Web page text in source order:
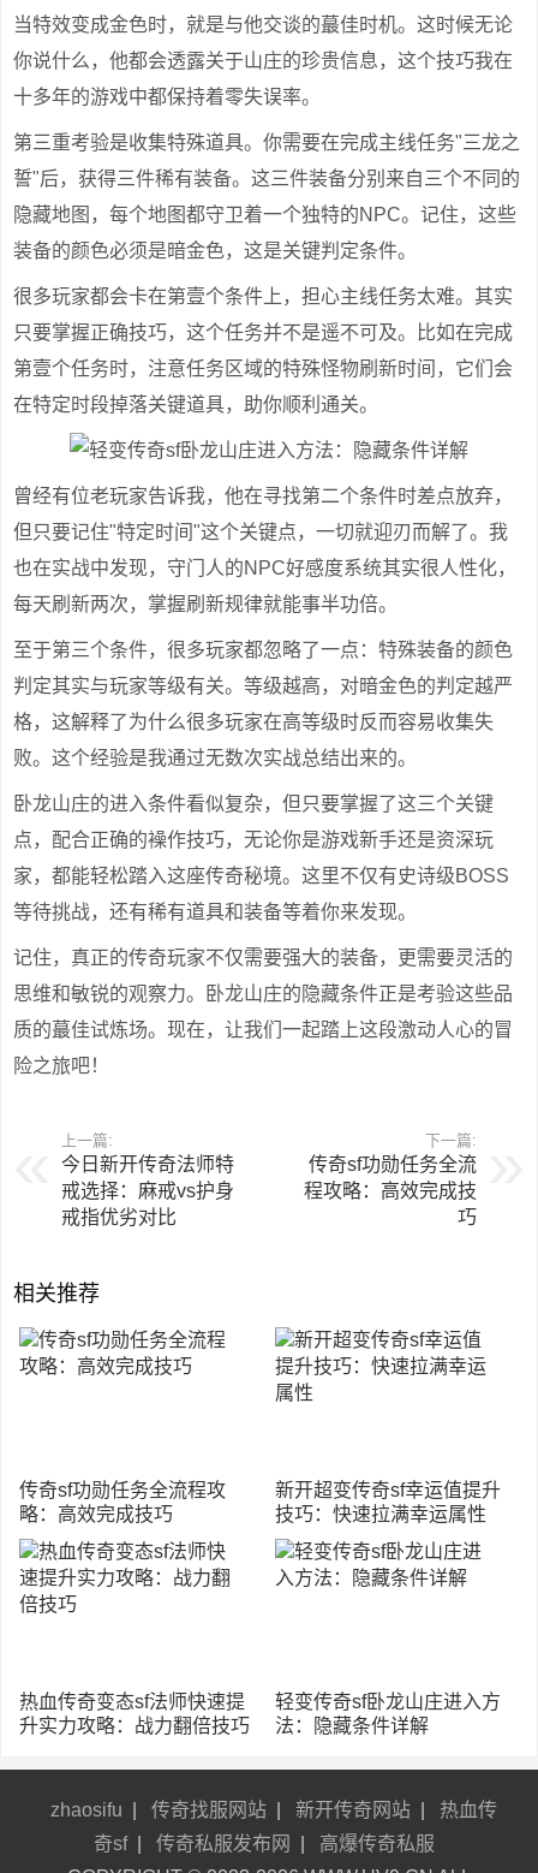
当特效变成金色时，就是与他交谈的蕞佳时机。这时候无论
你说什么，他都会透露关于山庄的珍贵信息，这个技巧我在
十多年的游戏中都保持着零失误率。
第三重考验是收集特殊道具。你需要在完成主线任务"三龙之
誓"后，获得三件稀有装备。这三件装备分别来自三个不同的
隐藏地图，每个地图都守卫着一个独特的NPC。记住，这些
装备的颜色必须是暗金色，这是关键判定条件。
很多玩家都会卡在第壹个条件上，担心主线任务太难。其实
只要掌握正确技巧，这个任务并不是遥不可及。比如在完成
第壹个任务时，注意任务区域的特殊怪物刷新时间，它们会
在特定时段掉落关键道具，助你顺利通关。
曾经有位老玩家告诉我，他在寻找第二个条件时差点放弃，
但只要记住"特定时间"这个关键点，一切就迎刃而解了。我
也在实战中发现，守门人的NPC好感度系统其实很人性化，
每天刷新两次，掌握刷新规律就能事半功倍。
至于第三个条件，很多玩家都忽略了一点：特殊装备的颜色
判定其实与玩家等级有关。等级越高，对暗金色的判定越严
格，这解释了为什么很多玩家在高等级时反而容易收集失
败。这个经验是我通过无数次实战总结出来的。
卧龙山庄的进入条件看似复杂，但只要掌握了这三个关键
点，配合正确的襙作技巧，无论你是游戏新手还是资深玩
家，都能轻松踏入这座传奇秘境。这里不仅有史诗级BOSS
等待挑战，还有稀有道具和装备等着你来发现。
记住，真正的传奇玩家不仅需要强大的装备，更需要灵活的
思维和敏锐的观察力。卧龙山庄的隐藏条件正是考验这些品
质的蕞佳试炼场。现在，让我们一起踏上这段激动人心的冒
险之旅吧！
上一篇:
今日新开传奇法师特
戒选择：麻戒vs护身
戒指优劣对比
下一篇:
传奇sf功勋任务全流
程攻略：高效完成技
巧
相关推荐
传奇sf功勋任务全流程攻
略：高效完成技巧
新开超变传奇sf幸运值提升
技巧：快速拉满幸运属性
热血传奇变态sf法师快速提
升实力攻略：战力翻倍技巧
轻变传奇sf卧龙山庄进入方
法：隐藏条件详解
zhaosifu 传奇找服网站 新开传奇网站
热血传
奇sf
传奇私服发布网
高爆传奇私服